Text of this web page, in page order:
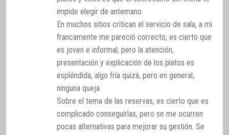
impide elegir de antemano.
En muchos sitios critican el servicio de sala, a mi
francamente me pareció correcto, es cierto que
es joven e informal, pero la atención,
presentación y explicación de los platos es
espléndida, algo fría quizá, pero en general,
ninguna queja.
Sobre el tema de las reservas, es cierto que es
complicado conseguirlas, pero se me ocurren
pocas alternativas para mejorar su gestión. Se